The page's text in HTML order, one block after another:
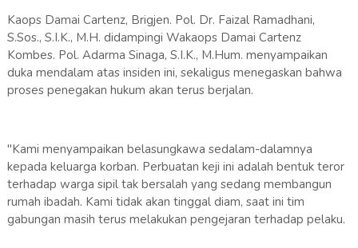
Kaops Damai Cartenz, Brigjen. Pol. Dr. Faizal Ramadhani,
S.Sos., S.I.K., M.H. didampingi Wakaops Damai Cartenz
Kombes. Pol. Adarma Sinaga, S.I.K., M.Hum. menyampaikan
duka mendalam atas insiden ini, sekaligus menegaskan bahwa
proses penegakan hukum akan terus berjalan.
"Kami menyampaikan belasungkawa sedalam-dalamnya
kepada keluarga korban. Perbuatan keji ini adalah bentuk teror
terhadap warga sipil tak bersalah yang sedang membangun
rumah ibadah. Kami tidak akan tinggal diam, saat ini tim
gabungan masih terus melakukan pengejaran terhadap pelaku.